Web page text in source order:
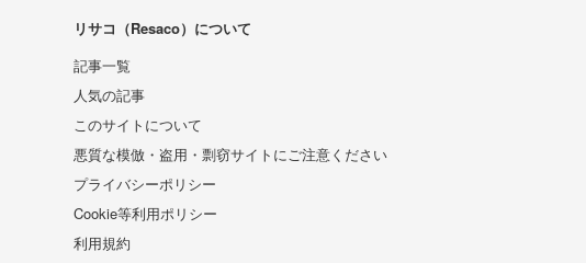
リサコ（Resaco）について
記事一覧
人気の記事
このサイトについて
悪質な模倣・盗用・剽窃サイトにご注意ください
プライバシーポリシー
Cookie等利用ポリシー
利用規約